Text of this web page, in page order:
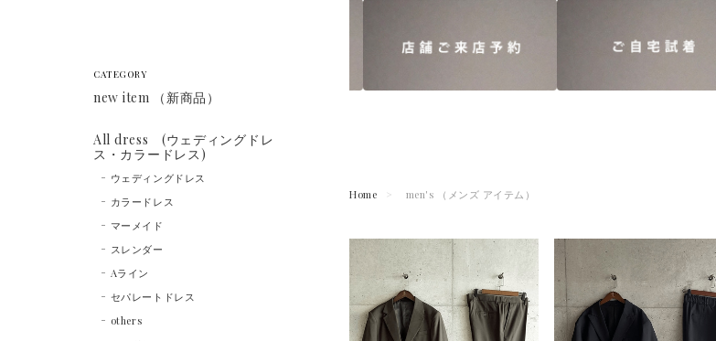
Home men's （メンズ アイテム）
CATEGORY
new item （新商品）
All dress (ウェディングドレ
ス・カラードレス)
ウェディングドレス
カラードレス
マーメイド
スレンダー
Aライン
セパレートドレス
others